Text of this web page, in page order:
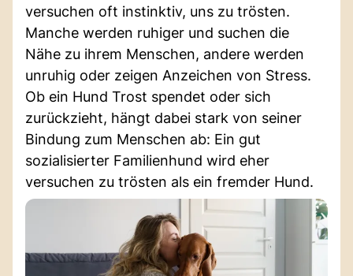
versuchen oft instinktiv, uns zu trösten.
Manche werden ruhiger und suchen die
Nähe zu ihrem Menschen, andere werden
unruhig oder zeigen Anzeichen von Stress.
Ob ein Hund Trost spendet oder sich
zurückzieht, hängt dabei stark von seiner
Bindung zum Menschen ab: Ein gut
sozialisierter Familienhund wird eher
versuchen zu trösten als ein fremder Hund.